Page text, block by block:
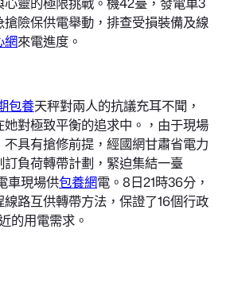
險保供電舉動，排查受損裝備及線
網來電進度。
包養天秤對兩人的抗議充耳不聞，
對極致平衡的追求中。，由于現場
具有搶修前提，經國網甘肅省電力
負荷轉帶計劃，緊迫集結一臺
車現場供包養網電。8日21時36分，
線路互供轉帶方法，保證了16個行政
的用電需求。